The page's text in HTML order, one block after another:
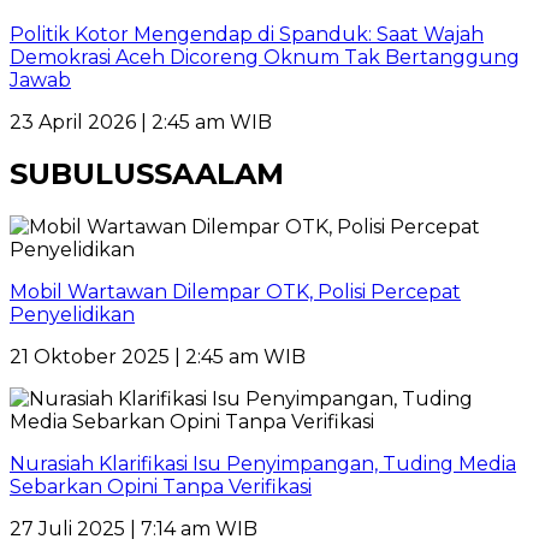
Politik Kotor Mengendap di Spanduk: Saat Wajah
Demokrasi Aceh Dicoreng Oknum Tak Bertanggung
Jawab
23 April 2026 | 2:45 am WIB
SUBULUSSAALAM
Mobil Wartawan Dilempar OTK, Polisi Percepat
Penyelidikan
21 Oktober 2025 | 2:45 am WIB
Nurasiah Klarifikasi Isu Penyimpangan, Tuding Media
Sebarkan Opini Tanpa Verifikasi
27 Juli 2025 | 7:14 am WIB